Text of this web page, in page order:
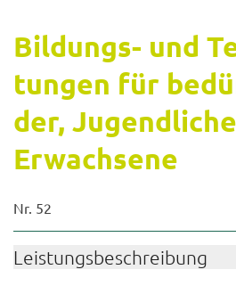
Bildungs-​ und
tun­gen für
der,
Er­wach­se­ne
Nr. 52
Leis­tungs­be­schrei­bung